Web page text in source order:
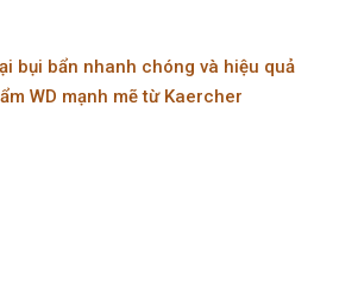
bụi bẩn nhanh chóng và hiệu quả
WD mạnh mẽ từ Kaercher